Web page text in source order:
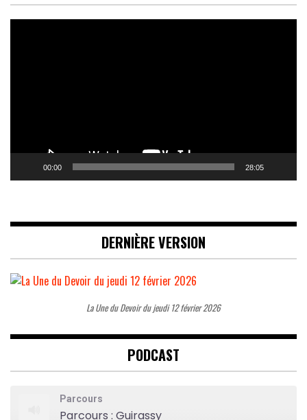
00:00 28:05
DERNIÈRE VERSION
La Une du Devoir du jeudi 12 février 2026
PODCAST
Parcours
Parcours : Guirassy